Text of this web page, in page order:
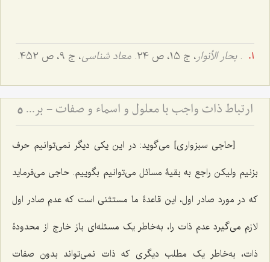
.بحار الأنوار، ج ‌15، ص 24. معاد شناسى، ج ‌9، ص 452.
ارتباط ذات واجب با معلول و اسماء و صفات - بررسی پیوند علت، معلول و فیض الهی 5
[حاجی سبزواری] مى‌گوید: در این یکى دیگر نمى‌توانیم حرف
بزنیم ولیکن راجع به بقیۀ مسائل می‌توانیم بگوییم. حاجی مى‌فرماید
که در مورد صادر اول، این قاعدۀ ما مستثنى است که عدم صادر اول
لازم مى‌گیرد عدم ذات را، به‌خاطر یک مسئله‌اى باز خارج از محدودۀ
ذات، به‌خاطر یک مطلب دیگرى که ذات نمى‌تواند بدون صفات